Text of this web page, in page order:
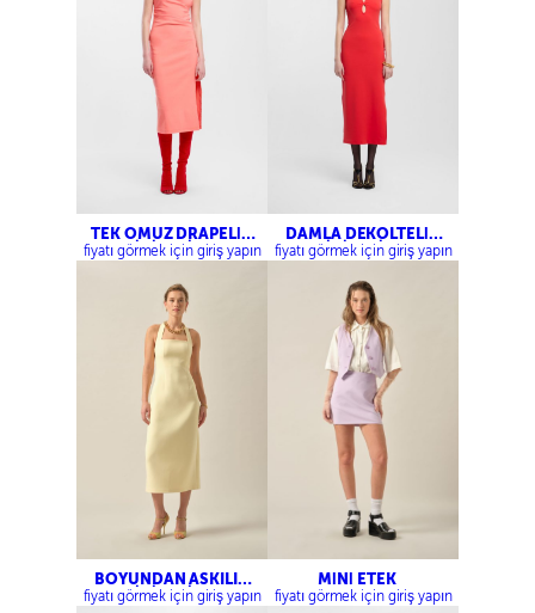
TEK OMUZ DRAPELİ
MİDİ ELBİSE
fiyatı görmek için giriş yapın
DAMLA DEKOLTELİ
MİDİ ELBİSE
fiyatı görmek için giriş yapın
BOYUNDAN ASKILI
MİDİ ELBİSE
fiyatı görmek için giriş yapın
MİNİ ETEK
fiyatı görmek için giriş yapın